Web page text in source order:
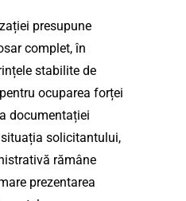
presupune
complet, în
stabilite de
ocuparea forței
documentației
solicitantului,
rămâne
prezentarea